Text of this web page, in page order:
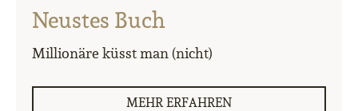
Neustes Buch
Millionäre küsst man (nicht)
MEHR ERFAHREN